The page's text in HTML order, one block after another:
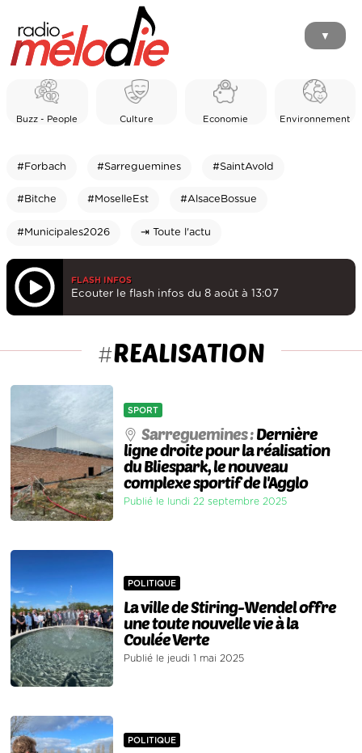
▼
Buzz - People Culture Economie Environnement
#Forbach #Sarreguemines #SaintAvold
#Bitche #MoselleEst #AlsaceBossue
#Municipales2026 ⇥ Toute l'actu
FLASH INFOS
Ecouter le flash infos du 8 août à 13:07
#REALISATION
SPORT
Sarreguemines :Dernière
ligne droite pour la réalisation
du Bliespark, le nouveau
complexe sportif de l'Agglo
Publié le lundi 22 septembre 2025
POLITIQUE
La ville de Stiring-Wendel offre
une toute nouvelle vie à la
Coulée Verte
Publié le jeudi 1 mai 2025
POLITIQUE